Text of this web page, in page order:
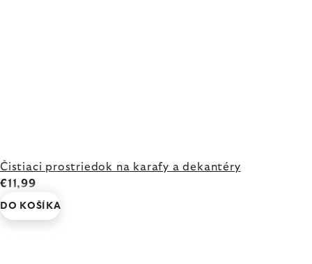
Čistiaci prostriedok na karafy a dekantéry
€11,99
DO KOŠÍKA